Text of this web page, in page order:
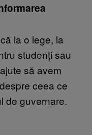
la o lege, la
studenți sau
să avem
ceea ce
de guvernare.